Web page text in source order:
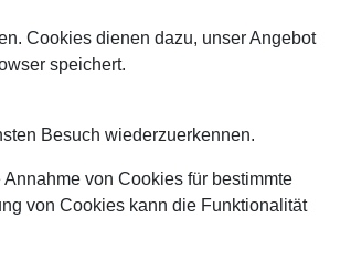
Cookies dienen dazu, unser Angebot
speichert.
Besuch wiederzuerkennen.
von Cookies für bestimmte
von Cookies kann die Funktionalität